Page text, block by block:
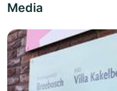
Media